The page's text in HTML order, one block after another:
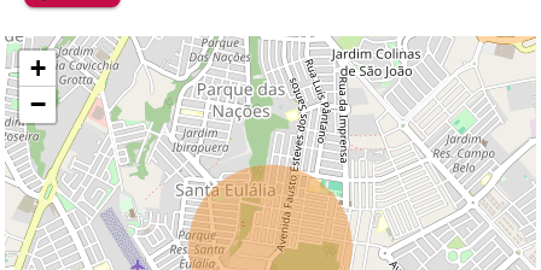
+
−